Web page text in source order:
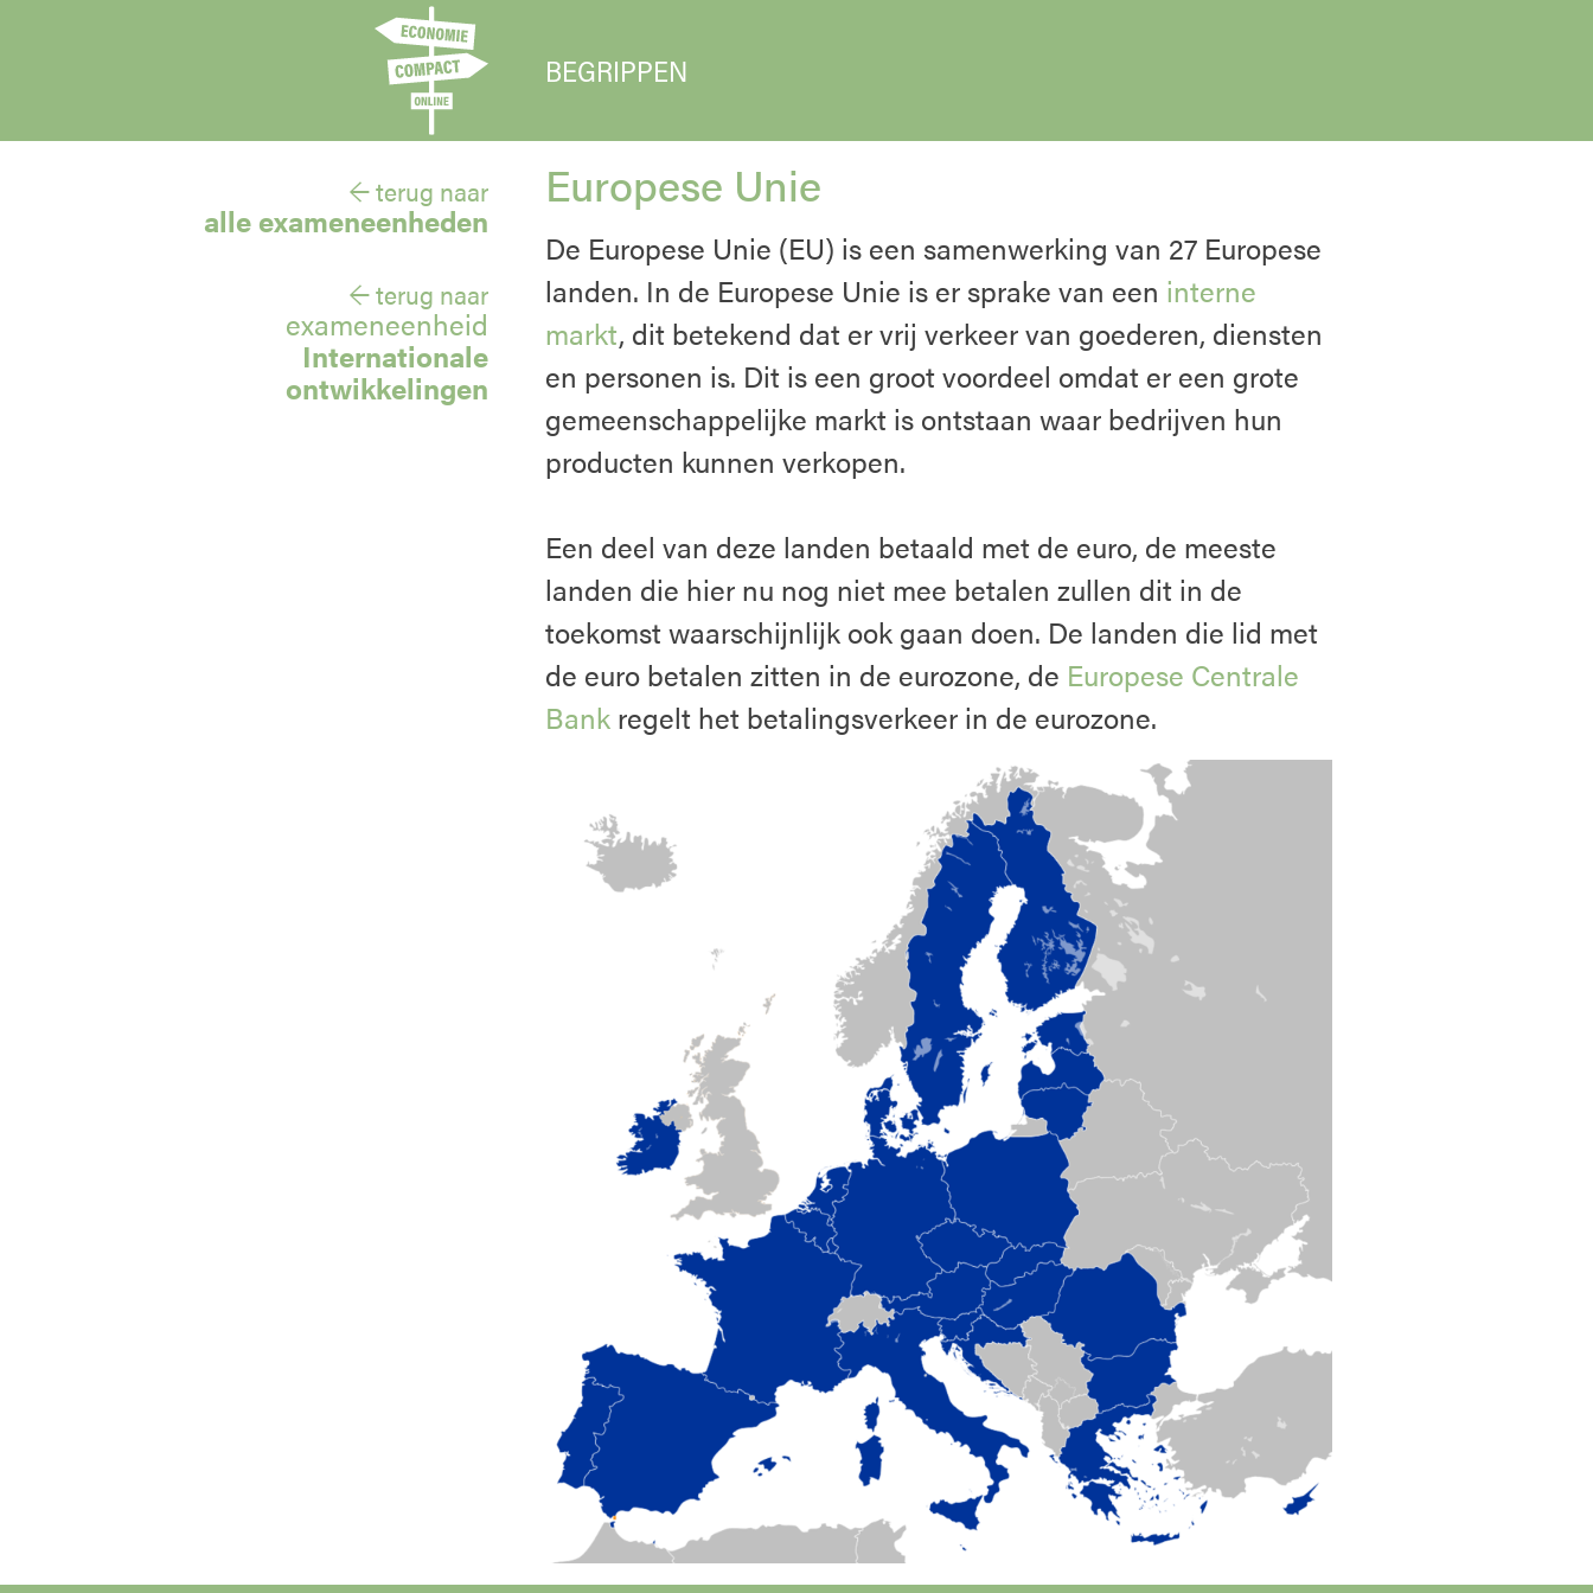
BEGRIPPEN
← terug naar
alle exameneenheden
← terug naar
exameneenheid
Internationale
ontwikkelingen
Europese Unie
De Europese Unie (EU) is een samenwerking van 27 Europese
landen. In de Europese Unie is er sprake van een interne
markt, dit betekend dat er vrij verkeer van goederen, diensten
en personen is. Dit is een groot voordeel omdat er een grote
gemeenschappelijke markt is ontstaan waar bedrijven hun
producten kunnen verkopen.
Een deel van deze landen betaald met de euro, de meeste
landen die hier nu nog niet mee betalen zullen dit in de
toekomst waarschijnlijk ook gaan doen. De landen die lid met
de euro betalen zitten in de eurozone, de Europese Centrale
Bank regelt het betalingsverkeer in de eurozone.